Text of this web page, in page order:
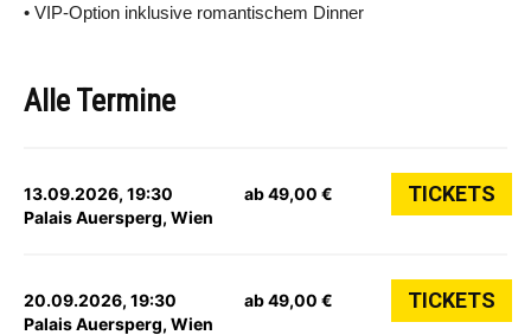
• VIP-Option inklusive romantischem Dinner
Alle Termine
13.09.2026, 19:30
Palais Auersperg, Wien
ab 49,00 € TICKETS
20.09.2026, 19:30
Palais Auersperg, Wien
ab 49,00 € TICKETS